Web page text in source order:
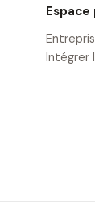
Espace
Intégrer